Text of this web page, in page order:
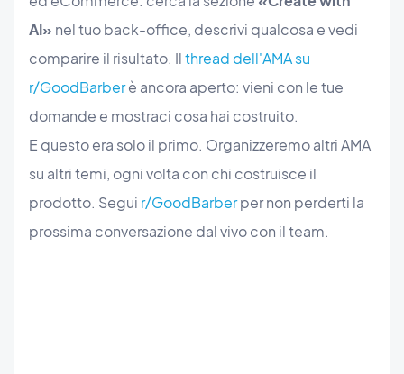
AI» nel tuo back-office, descrivi qualcosa e vedi
comparire il risultato. Ilthread dell'AMA su
r/GoodBarberè ancora aperto: vieni con le tue
domande e mostraci cosa hai costruito.
E questo era solo il primo. Organizzeremo altri AMA
su altri temi, ogni volta con chi costruisce il
prodotto. Segui r/GoodBarberper non perderti la
prossima conversazione dal vivo con il team.